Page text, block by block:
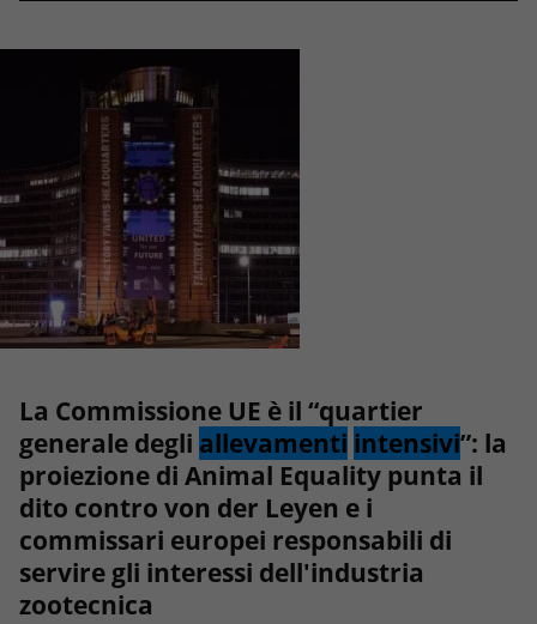
La Commissione UE è il “quartier
generale degli allevamenti intensivi”: la
proiezione di Animal Equality punta il
dito contro von der Leyen e i
commissari europei responsabili di
servire gli interessi dell'industria
zootecnica